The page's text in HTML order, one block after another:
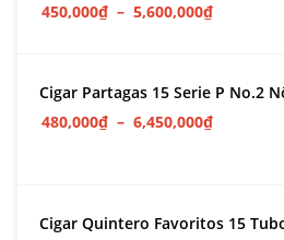
450,000₫ – 5,600,000₫
Cigar Partagas 15 Serie P No.2
480,000₫ – 6,450,000₫
Cigar Quintero Favoritos 15